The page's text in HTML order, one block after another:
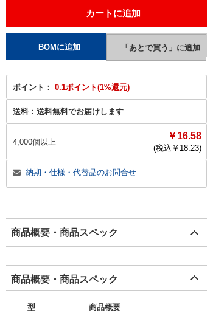
ポイント： 0.1ポイント(1%還元)
送料： 送料無料でお届けします
4,000個以上
￥16.58
(税込￥ 18.23)
納期・仕様・代替品のお問合せ
商品概要・商品スペック
商品概要・商品スペック
型 商品概要